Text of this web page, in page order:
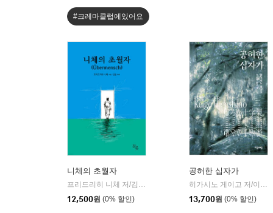
#크레마클럽에있어요
니체의 초월자
프리드리히 니체 저/김철 편역
12,500원 (0% 할인)
공허한 십자가
히가시노 게이고 저/이선희 역
13,700원 (0% 할인)